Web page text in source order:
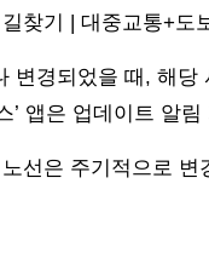
찾기 | 대중교통+도
변경되었을 때, 해당
’ 앱은 업데이트 알
선은 주기적으로 변